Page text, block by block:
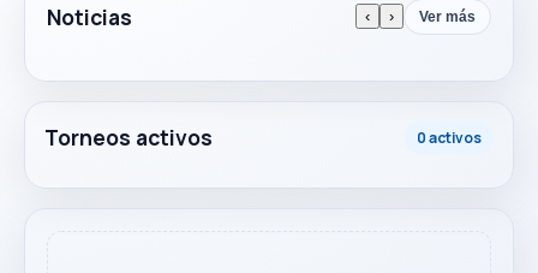
Noticias ‹ › Ver más
Torneos activos 0 activos